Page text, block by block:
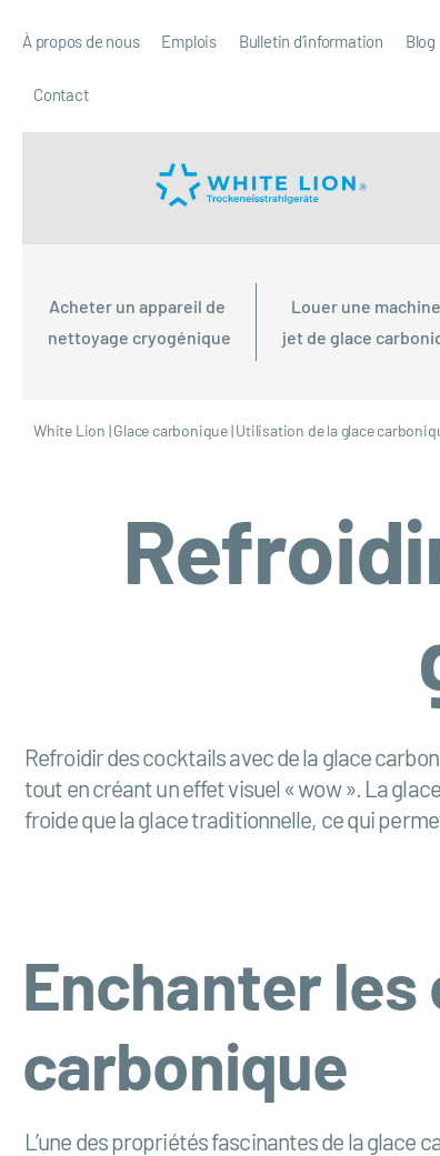
À propos de nous Emplois Bulletin d’information Blog
Contact
Acheter un appareil de
nettoyage cryogénique
Louer une
jet de glace
White Lion |Glace carbonique|Utilisation de la glace
Refroidir des cocktails avec de la glace
tout en créant un effet visuel « wow ». La
froide que la glace traditionnelle, ce qui
Enchanter les
carbonique
L’une des propriétés fascinantes de la glace